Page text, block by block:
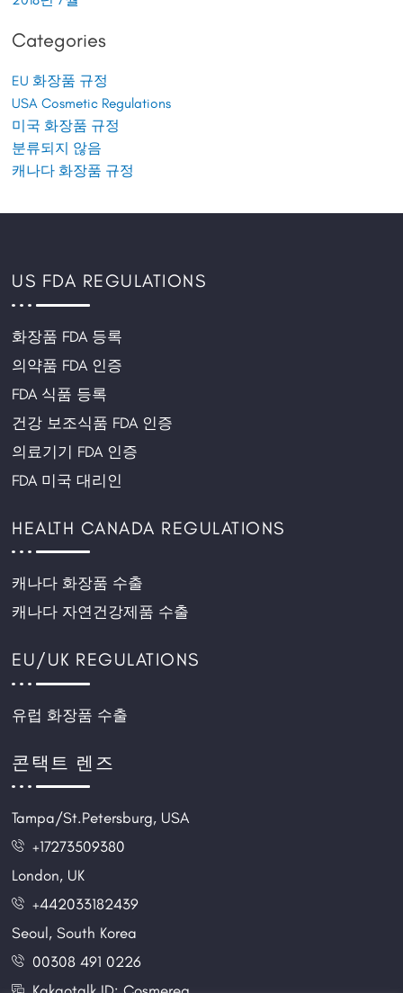
Categories
EU 화장품 규정
USA Cosmetic Regulations
미국 화장품 규정
분류되지 않음
캐나다 화장품 규정
US FDA REGULATIONS
화장품 FDA 등록
의약품 FDA 인증
FDA 식품 등록
건강 보조식품 FDA 인증
의료기기 FDA 인증
FDA 미국 대리인
HEALTH CANADA REGULATIONS
캐나다 화장품 수출
캐나다 자연건강제품 수출
EU/UK REGULATIONS
유럽 화장품 수출
콘택트 렌즈
Tampa/St.Petersburg, USA
+17273509380
London, UK
+442033182439
Seoul, South Korea
00308 491 0226